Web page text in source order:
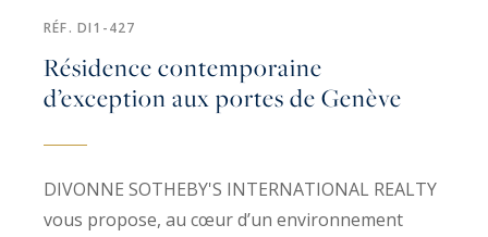
RÉF. DI1-427
Résidence contemporaine
d’exception aux portes de Genève
DIVONNE SOTHEBY'S INTERNATIONAL REALTY
vous propose, au cœur d’un environnement